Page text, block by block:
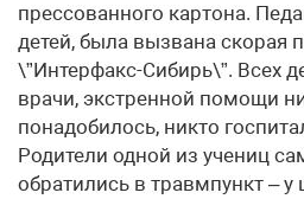
прессованного картона.
детей, была вызвана скорая
\”Интерфакс-Сибирь\”. Всех
врачи, экстренной помощи
понадобилось, никто
Родители одной из учениц
обратились в травмпункт –